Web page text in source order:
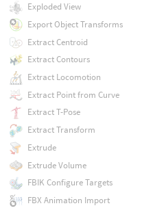
Exploded View
Export Object Transforms
Extract Centroid
Extract Contours
Extract Locomotion
Extract Point from Curve
Extract T-Pose
Extract Transform
Extrude
Extrude Volume
FBIK Configure Targets
FBX Animation Import